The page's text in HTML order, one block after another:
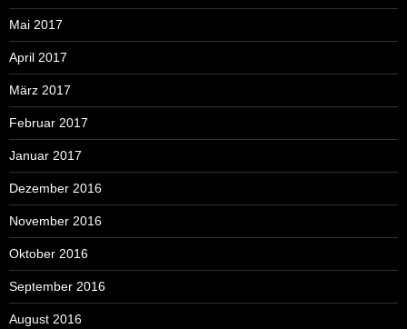
Mai 2017
April 2017
März 2017
Februar 2017
Januar 2017
Dezember 2016
November 2016
Oktober 2016
September 2016
August 2016